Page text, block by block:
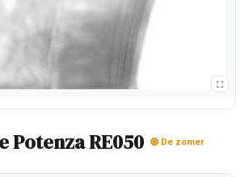
Potenza RE050 De zomer